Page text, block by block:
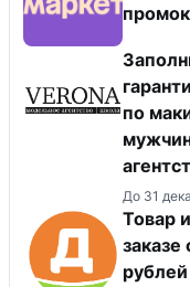
Заполни
по
До 31
Товар
рублей